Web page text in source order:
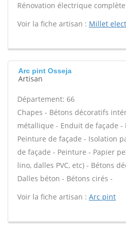
Rénovation électrique
Voir la fiche artisan : Millet
Arc pint Osseja
Artisan
Département: 66
Chapes - Bétons décoratifs
métallique - Enduit de façade -
Peinture de façade - Isolation
de façade - Peinture - Papier
lino, dalles PVC, etc) - Bétons
Dalles béton - Bétons cirés -
Voir la fiche artisan : Arc pint